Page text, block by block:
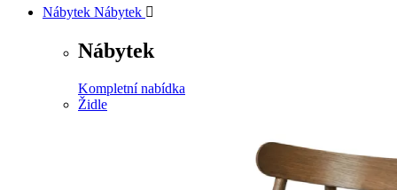
Nábytek Nábytek 
Nábytek
Kompletní nabídka
Židle